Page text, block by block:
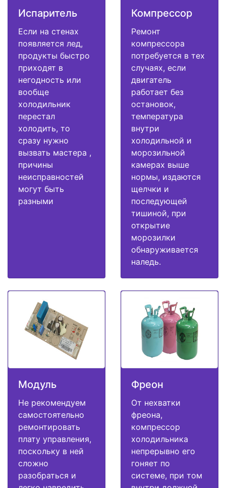
Испаритель
Если на стенах
появляется лед,
продукты быстро
приходят в
негодность или
вообще
холодильник
перестал
холодить, то
сразу нужно
вызвать мастера ,
причины
неисправностей
могут быть
разными
Компрессор
Ремонт
компрессора
потребуется в тех
случаях, если
двигатель
работает без
остановок,
температура
внутри
холодильной и
морозильной
камерах выше
нормы, издаются
щелчки и
последующей
тишиной, при
открытие
морозилки
обнаруживается
наледь.
Модуль
Не рекомендуем
самостоятельно
ремонтировать
плату управления,
поскольку в ней
сложно
разобраться и
Фреон
От нехватки
фреона,
компрессор
холодильника
непрерывно его
гоняет по
системе, при том